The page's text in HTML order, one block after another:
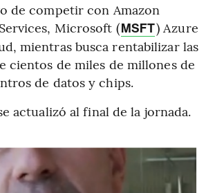
de competir con Amazon
Microsoft (MSFT) Azure
mientras busca rentabilizar las
cientos de miles de millones de
de datos y chips.
actualizó al final de la jornada.